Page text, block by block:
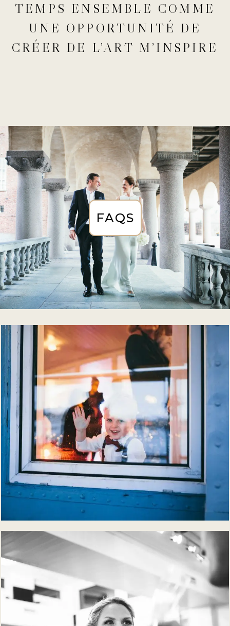
TEMPS ENSEMBLE COMME
UNE OPPORTUNITÉ DE
CRÉER DE L’ART M’INSPIRE
FAQS